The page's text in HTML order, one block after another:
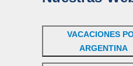
VACACIONES
ARGENTINA